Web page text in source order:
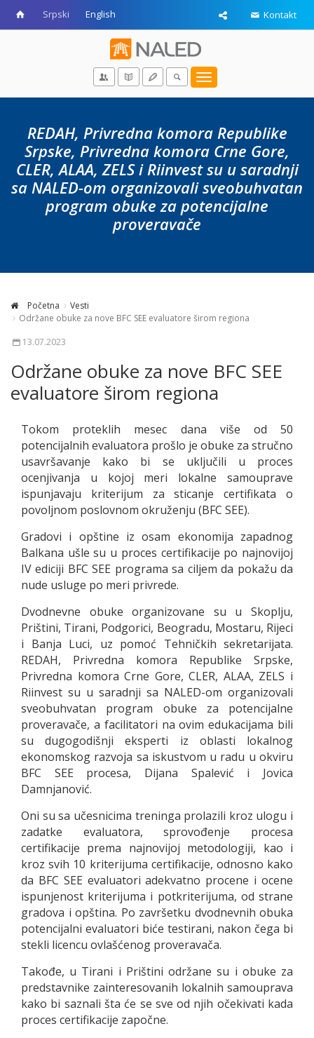
Srpski English Kontakt
Toggle
navigation
REDAH, Privredna komora Republike
Srpske, Privredna komora Crne Gore,
CLER, ALAA, ZELS i Riinvest su u saradnji
sa NALED-om organizovali sveobuhvatan
program obuke za potencijalne
proveravače
Početna
Vesti
Održane obuke za nove BFC SEE evaluatore širom regiona
13.07.2023
Održane obuke za nove BFC SEE
evaluatore širom regiona
Tokom proteklih mesec dana više od 50
potencijalnih evaluatora prošlo je obuke za stručno
usavršavanje kako bi se uključili u proces
ocenjivanja u kojoj meri lokalne samouprave
ispunjavaju kriterijum za sticanje certifikata o
povoljnom poslovnom okruženju (BFC SEE).
Gradovi i opštine iz osam ekonomija zapadnog
Balkana ušle su u proces certifikacije po najnovijoj
IV ediciji BFC SEE programa sa ciljem da pokažu da
nude usluge po meri privrede.
Dvodnevne obuke organizovane su u Skoplju,
Prištini, Tirani, Podgorici, Beogradu, Mostaru, Rijeci
i Banja Luci, uz pomoć Tehničkih sekretarijata.
REDAH, Privredna komora Republike Srpske,
Privredna komora Crne Gore, CLER, ALAA, ZELS i
Riinvest su u saradnji sa NALED-om organizovali
sveobuhvatan program obuke za potencijalne
proveravače, a facilitatori na ovim edukacijama bili
su dugogodišnji eksperti iz oblasti lokalnog
ekonomskog razvoja sa iskustvom u radu u okviru
BFC SEE procesa, Dijana Spalević i Jovica
Damnjanović.
Oni su sa učesnicima treninga prolazili kroz ulogu i
zadatke evaluatora, sprovođenje procesa
certifikacije prema najnovijoj metodologiji, kao i
kroz svih 10 kriterijuma certifikacije, odnosno kako
da BFC SEE evaluatori adekvatno procene i ocene
ispunjenost kriterijuma i potkriterijuma, od strane
gradova i opština. Po završetku dvodnevnih obuka
potencijalni evaluatori biće testirani, nakon čega bi
stekli licencu ovlašćenog proveravača.
Takođe, u Tirani i Prištini održane su i obuke za
predstavnike zainteresovanih lokalnih samouprava
kako bi saznali šta će se sve od njih očekivati kada
proces certifikacije započne.